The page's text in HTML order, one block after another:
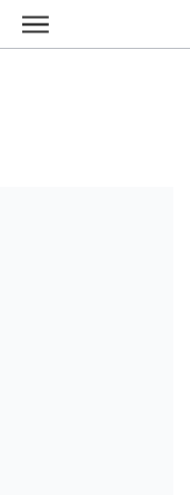
Ir al contenido principal